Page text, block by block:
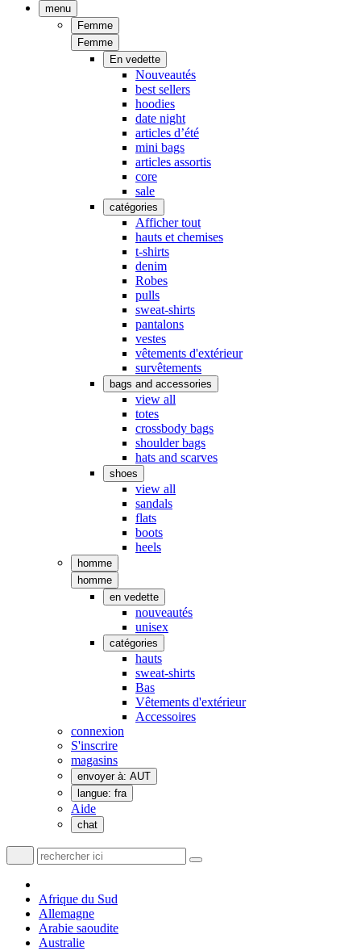
menu
Femme
Femme
En vedette
Nouveautés
best sellers
hoodies
date night
articles d’été
mini bags
articles assortis
core
sale
catégories
Afficher tout
hauts et chemises
t-shirts
denim
Robes
pulls
sweat-shirts
pantalons
vestes
vêtements d'extérieur
survêtements
bags and accessories
view all
totes
crossbody bags
shoulder bags
hats and scarves
shoes
view all
sandals
flats
boots
heels
homme
homme
en vedette
nouveautés
unisex
catégories
hauts
sweat-shirts
Bas
Vêtements d'extérieur
Accessoires
connexion
S'inscrire
magasins
envoyer à: AUT
langue: fra
Aide
chat
Afrique du Sud
Allemagne
Arabie saoudite
Australie